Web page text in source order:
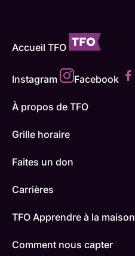
Accueil TFO
Instagram Facebook
À propos de TFO
Grille horaire
Faites un don
Carrières
TFO Apprendre à la maison
Comment nous capter